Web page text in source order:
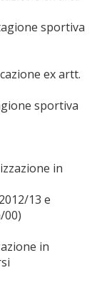
sportiva
ex artt.
sportiva
in
13 e
00)
in